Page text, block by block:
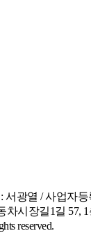
광열 / 사업자등
시장길1길 57, 1
reserved.